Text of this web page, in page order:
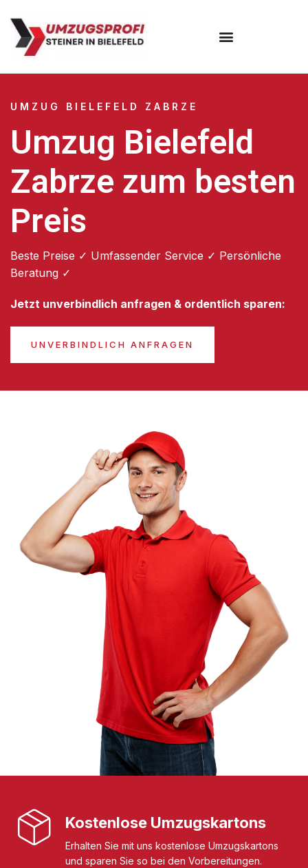
UMZUG BIELEFELD ZABRZE
Umzug Bielefeld
Zabrze zum besten
Preis
Beste Preise ✓ Umfassender Service ✓ Persönliche
Beratung ✓
Jetzt unverbindlich anfragen & ordentlich sparen:
UNVERBINDLICH ANFRAGEN
Kostenlose Umzugskartons
Erhalten Sie mit uns kostenlose Umzugskartons
und sparen Sie so bei den Vorbereitungen.